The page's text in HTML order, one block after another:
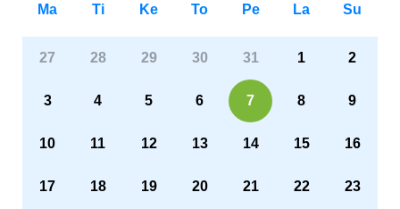
Ma Ti Ke To Pe La Su
27 28 29 30 31 1 2
3 4 5 6 7 8 9
10 11 12 13 14 15 16
17 18 19 20 21 22 23